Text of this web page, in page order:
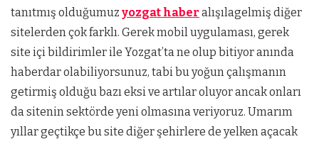
tanıtmış olduğumuz yozgat haber alışılagelmiş diğer
sitelerden çok farklı. Gerek mobil uygulaması, gerek
site içi bildirimler ile Yozgat’ta ne olup bitiyor anında
haberdar olabiliyorsunuz, tabi bu yoğun çalışmanın
getirmiş olduğu bazı eksi ve artılar oluyor ancak onları
da sitenin sektörde yeni olmasına veriyoruz. Umarım
yıllar geçtikçe bu site diğer şehirlere de yelken açacak